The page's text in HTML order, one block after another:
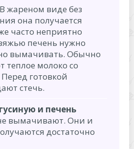
В жареном виде без
она получается
часто неприятно
печень нужно
вымачивать. Обычно
теплое молоко со
готовкой
стечь.
и печень
вымачивают. Они и
достаточно